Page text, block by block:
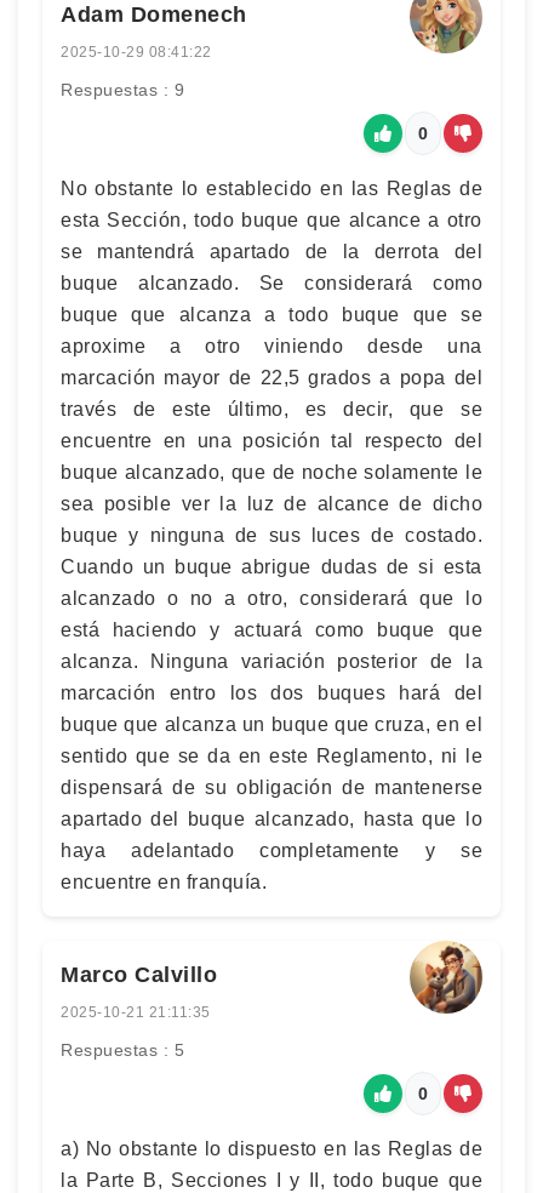
Adam Domenech
2025-10-29 08:41:22
Respuestas : 9
0
No obstante lo establecido en las Reglas de
esta Sección, todo buque que alcance a otro
se mantendrá apartado de la derrota del
buque alcanzado. Se considerará como
buque que alcanza a todo buque que se
aproxime a otro viniendo desde una
marcación mayor de 22,5 grados a popa del
través de este último, es decir, que se
encuentre en una posición tal respecto del
buque alcanzado, que de noche solamente le
sea posible ver la luz de alcance de dicho
buque y ninguna de sus luces de costado.
Cuando un buque abrigue dudas de si esta
alcanzado o no a otro, considerará que lo
está haciendo y actuará como buque que
alcanza. Ninguna variación posterior de la
marcación entro los dos buques hará del
buque que alcanza un buque que cruza, en el
sentido que se da en este Reglamento, ni le
dispensará de su obligación de mantenerse
apartado del buque alcanzado, hasta que lo
haya adelantado completamente y se
encuentre en franquía.
Marco Calvillo
2025-10-21 21:11:35
Respuestas : 5
0
a) No obstante lo dispuesto en las Reglas de
la Parte B, Secciones I y II, todo buque que